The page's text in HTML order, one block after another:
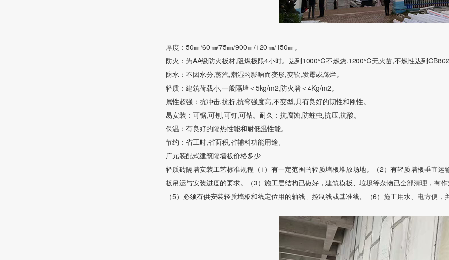
厚度：50㎜/60㎜/75㎜/900㎜/120㎜/150㎜。
防火：为AA级防火板材,阻燃极限4小时。达到1000℃不燃烧.1200℃无火苗,不燃性达到
防水：不因水分,蒸汽,潮湿的影响而变形,变软,发霉或腐烂。
轻质：建筑荷载小,一般隔墙＜5kg/m2,防火墙＜4Kg/m2。
属性超强：抗冲击,抗折,抗弯强度高,不变型,具有良好的韧性和刚性。
易安装：可锯,可刨,可钉,可钻。耐久：抗腐蚀,防蛀虫,抗压,抗酸。
保温：有良好的隔热性能和耐低温性能。
节约：省工时,省面积,省辅料功能用途。
广元装配式建筑隔墙板价格多少
轻质砖隔墙安装工艺标准规程（1）有一定范围的轻质墙板堆放场地。（2）有轻质墙板垂直
板吊运与安装进度的要求。（3）施工层结构已做好，建筑模板、垃圾等杂物已全部清理，有
（5）必须有供安装轻质墙板和线定位用的轴线、控制线或基准线。（6）施工用水、电方便，